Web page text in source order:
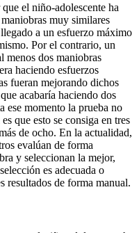
el niño-adolescente ha
muy similares
a un esfuerzo máximo
Por el contrario, un
menos dos maniobras
haciendo esfuerzos
fueran mejorando dichos
acabaría haciendo dos
ese momento la prueba no
que esto se consiga en tres
de ocho. En la actualidad,
evalúan de forma
y seleccionan la mejor,
es adecuada o
resultados de forma manual.